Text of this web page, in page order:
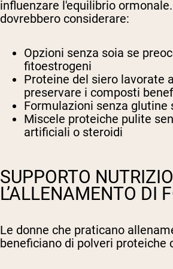
influenzare l'equilibrio
dovrebbero considerare:
Opzioni senza soia se
fitoestrogeni
Proteine del siero lavorate
preservare i composti
Formulazioni senza glutine
Miscele proteiche pulite
artificiali o steroidi
SUPPORTO
L’ALLENAMENTO DI
Le donne che praticano
beneficiano di polveri proteiche